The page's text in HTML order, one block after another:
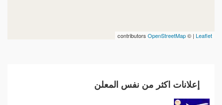
Leaflet
| ©
OpenStreetMap
إعلانات اكثر من نفس المعلن